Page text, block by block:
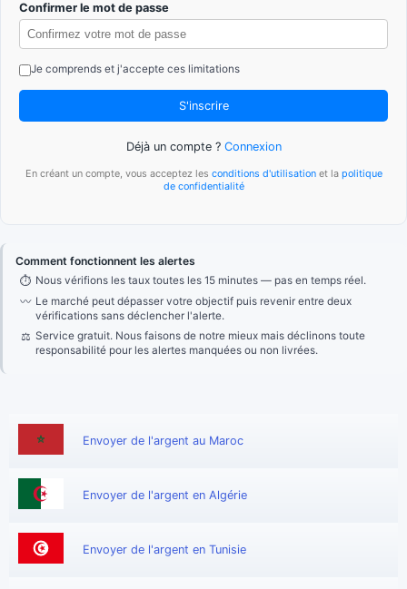
Confirmer le mot de passe
Je comprends et j'accepte ces limitations
S'inscrire
Déjà un compte ? Connexion
En créant un compte, vous acceptez les conditions d'utilisationet la politique
de confidentialité
Comment fonctionnent les alertes
⏱ Nous vérifions les taux toutes les 15 minutes — pas en temps réel.
〰 Le marché peut dépasser votre objectif puis revenir entre deux
vérifications sans déclencher l'alerte.
⚖ Service gratuit. Nous faisons de notre mieux mais déclinons toute
responsabilité pour les alertes manquées ou non livrées.
Envoyer de l'argent au Maroc
Envoyer de l'argent en Algérie
Envoyer de l'argent en Tunisie